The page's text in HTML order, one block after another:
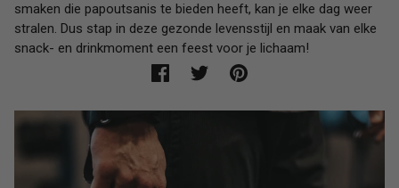
smaken die papoutsanis te bieden heeft, kan je elke dag weer
stralen. Dus stap in deze gezonde levensstijl en maak van elke
snack- en drinkmoment een feest voor je lichaam!